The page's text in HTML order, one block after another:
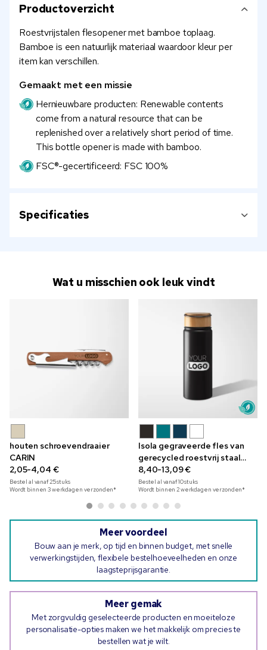
Productoverzicht
Roestvrijstalen flesopener met bamboe toplaag.
Bamboe is een natuurlijk materiaal waardoor kleur per
item kan verschillen.
Gemaakt met een missie
Hernieuwbare producten: Renewable contents
come from a natural resource that can be
replenished over a relatively short period of time.
This bottle opener is made with bamboo.
FSC®-gecertificeerd: FSC 100%
Specificaties
Wat u misschien ook leuk vindt
houten schroevendraaier
CARIN
2,05-4,04 €
Bestel al vanaf25stuks
Wordt binnen 3 werkdagen verzonden*
Isola gegraveerde fles van
gerecycled roestvrij staal
530 ml
8,40-13,09 €
Bestel al vanaf10stuks
Wordt binnen 2 werkdagen verzonden*
Meer voordeel
Bouw aan je merk, op tijd en binnen budget, met snelle
verwerkingstijden, flexibele bestelhoeveelheden en onze
laagsteprijsgarantie.
Meer gemak
Met zorgvuldig geselecteerde producten en moeiteloze
personalisatie-opties maken we het makkelijk om precies te
bestellen wat je wilt.